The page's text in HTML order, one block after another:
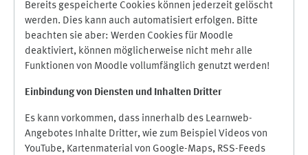
Bereits gespeicherte Cookies können jederzeit gelöscht
werden. Dies kann auch automatisiert erfolgen. Bitte
beachten sie aber: Werden Cookies für Moodle
deaktiviert, können möglicherweise nicht mehr alle
Funktionen von Moodle vollumfänglich genutzt werden!
Einbindung von Diensten und Inhalten Dritter
Es kann vorkommen, dass innerhalb des Learnweb-
Angebotes Inhalte Dritter, wie zum Beispiel Videos von
YouTube, Kartenmaterial von Google-Maps, RSS-Feeds